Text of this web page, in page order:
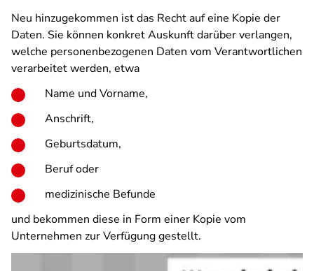
Neu hinzugekommen ist das Recht auf eine Kopie der
Daten. Sie können konkret Auskunft darüber verlangen,
welche personenbezogenen Daten vom Verantwortlichen
verarbeitet werden, etwa
Name und Vorname,
Anschrift,
Geburtsdatum,
Beruf oder
medizinische Befunde
und bekommen diese in Form einer Kopie vom
Unternehmen zur Verfügung gestellt.